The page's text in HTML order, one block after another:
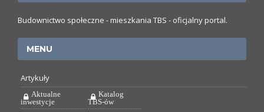
Budownictwo społeczne - mieszkania TBS - oficjalny portal.
MENU
Artykuły
Aktualne
inwestycje
Katalog
TBS-ów